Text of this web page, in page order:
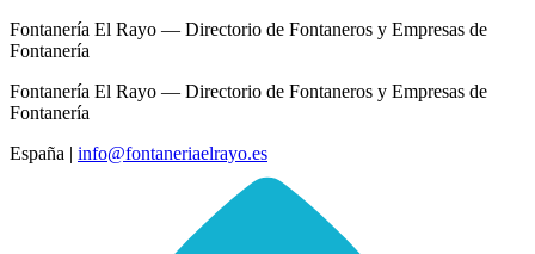
Fontanería El Rayo — Directorio de Fontaneros y Empresas de
Fontanería
Fontanería El Rayo — Directorio de Fontaneros y Empresas de
Fontanería
España | info@fontaneriaelrayo.es